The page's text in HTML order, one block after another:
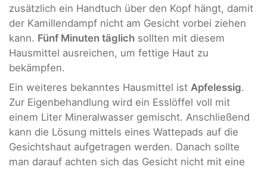
zusätzlich ein Handtuch über den Kopf hängt, damit
der Kamillendampf nicht am Gesicht vorbei ziehen
kann. Fünf Minuten täglich sollten mit diesem
Hausmittel ausreichen, um fettige Haut zu
bekämpfen.
Ein weiteres bekanntes Hausmittel ist Apfelessig.
Zur Eigenbehandlung wird ein Esslöffel voll mit
einem Liter Mineralwasser gemischt. Anschließend
kann die Lösung mittels eines Wattepads auf die
Gesichtshaut aufgetragen werden. Danach sollte
man darauf achten sich das Gesicht nicht mit eine